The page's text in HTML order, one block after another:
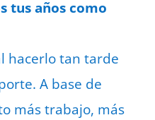
tus años como
hacerlo tan tarde
A base de
más trabajo, más